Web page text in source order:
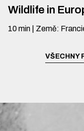
Wildlife in
10min Země:
VŠECHNY